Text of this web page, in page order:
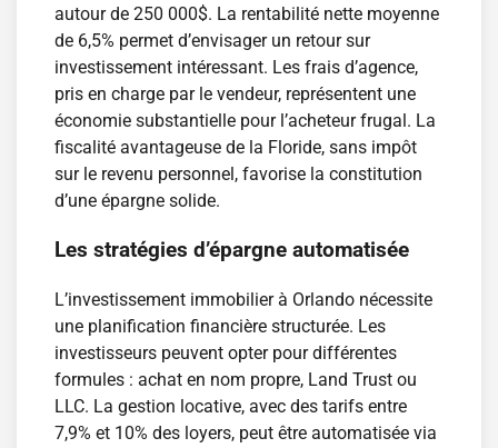
autour de 250 000$. La rentabilité nette moyenne
de 6,5% permet d’envisager un retour sur
investissement intéressant. Les frais d’agence,
pris en charge par le vendeur, représentent une
économie substantielle pour l’acheteur frugal. La
fiscalité avantageuse de la Floride, sans impôt
sur le revenu personnel, favorise la constitution
d’une épargne solide.
Les stratégies d’épargne automatisée
L’investissement immobilier à Orlando nécessite
une planification financière structurée. Les
investisseurs peuvent opter pour différentes
formules : achat en nom propre, Land Trust ou
LLC. La gestion locative, avec des tarifs entre
7,9% et 10% des loyers, peut être automatisée via